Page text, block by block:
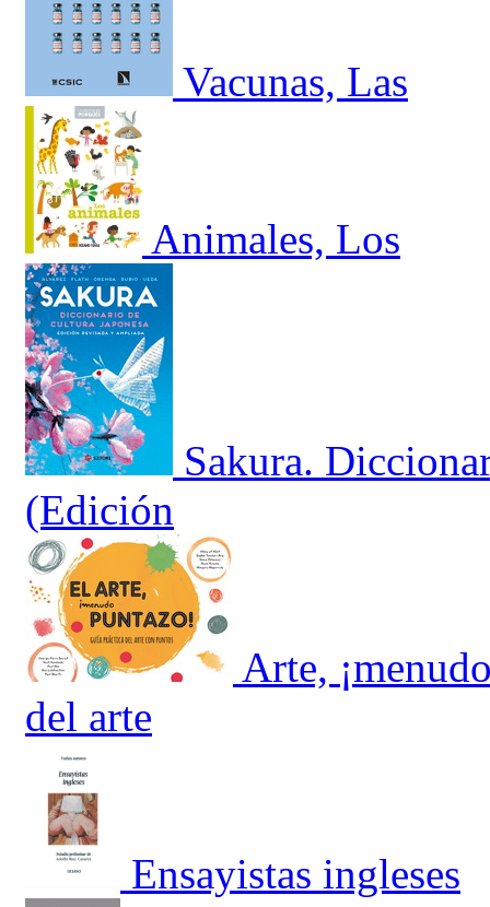
Vacunas, Las
Animales, Los
Sakura.
(Edición
Arte,
del arte
Ensayistas ingleses